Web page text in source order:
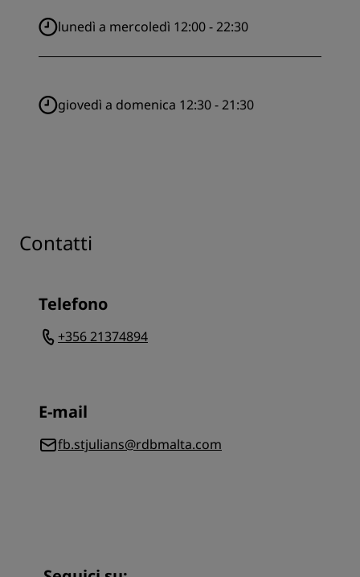
lunedì a mercoledì 12:00 - 22:30
giovedì a domenica 12:30 - 21:30
Contatti
Telefono
+356 21374894
E-mail
fb.stjulians@rdbmalta.com